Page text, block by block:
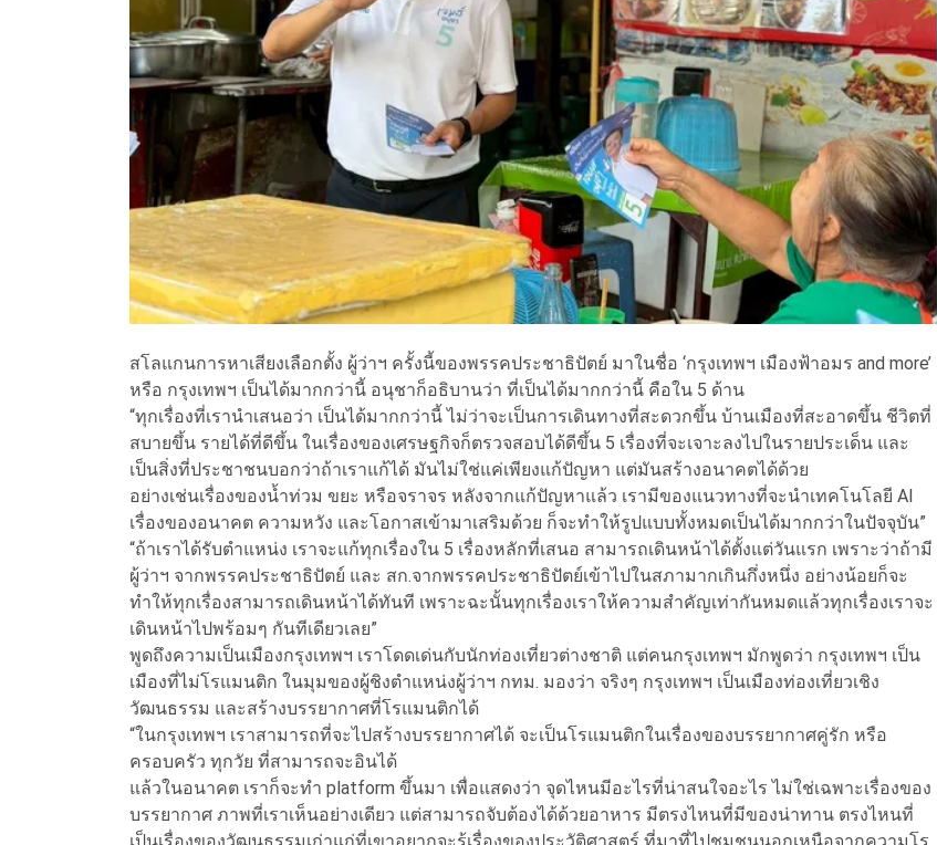
สโลแกนการหาเสียงเลือกตั้ง ผู้ว่าฯ ครั้งนี้ของพรรคประชาธิปัตย์ มาในชื่อ ‘กรุงเทพฯ เมืองฟ้าอมร and more’
หรือ กรุงเทพฯ เป็นได้มากกว่านี้ อนุชาก็อธิบานว่า ที่เป็นได้มากกว่านี้ คือใน 5 ด้าน
“ทุกเรื่องที่เรานำเสนอว่า เป็นได้มากกว่านี้ ไม่ว่าจะเป็นการเดินทางที่สะดวกขึ้น บ้านเมืองที่สะอาดขึ้น ชีวิตที่
สบายขึ้น รายได้ที่ดีขึ้น ในเรื่องของเศรษฐกิจก็ตรวจสอบได้ดีขึ้น 5 เรื่องที่จะเจาะลงไปในรายประเด็น และ
เป็นสิ่งที่ประชาชนบอกว่าถ้าเราแก้ได้ มันไม่ใช่แค่เพียงแก้ปัญหา แต่มันสร้างอนาคตได้ด้วย
อย่างเช่นเรื่องของน้ำท่วม ขยะ หรือจราจร หลังจากแก้ปัญหาแล้ว เรามีของแนวทางที่จะนำเทคโนโลยี AI
เรื่องของอนาคต ความหวัง และโอกาสเข้ามาเสริมด้วย ก็จะทำให้รูปแบบทั้งหมดเป็นได้มากกว่าในปัจจุบัน”
“ถ้าเราได้รับตำแหน่ง เราจะแก้ทุกเรื่องใน 5 เรื่องหลักที่เสนอ สามารถเดินหน้าได้ตั้งแต่วันแรก เพราะว่าถ้ามี
ผู้ว่าฯ จากพรรคประชาธิปัตย์ และ สก.จากพรรคประชาธิปัตย์เข้าไปในสภามากเกินกึ่งหนึ่ง อย่างน้อยก็จะ
ทำให้ทุกเรื่องสามารถเดินหน้าได้ทันที เพราะฉะนั้นทุกเรื่องเราให้ความสำคัญเท่ากันหมดแล้วทุกเรื่องเราจะ
เดินหน้าไปพร้อมๆ กันทีเดียวเลย”
พูดถึงความเป็นเมืองกรุงเทพฯ เราโดดเด่นกับนักท่องเที่ยวต่างชาติ แต่คนกรุงเทพฯ มักพูดว่า กรุงเทพฯ เป็น
เมืองที่ไม่โรแมนติก ในมุมของผู้ชิงตำแหน่งผู้ว่าฯ กทม. มองว่า จริงๆ กรุงเทพฯ เป็นเมืองท่องเที่ยวเชิง
วัฒนธรรม และสร้างบรรยากาศที่โรแมนติกได้
“ในกรุงเทพฯ เราสามารถที่จะไปสร้างบรรยากาศได้ จะเป็นโรแมนติกในเรื่องของบรรยากาศคู่รัก หรือ
ครอบครัว ทุกวัย ที่สามารถจะอินได้
แล้วในอนาคต เราก็จะทำ platform ขึ้นมา เพื่อแสดงว่า จุดไหนมีอะไรที่น่าสนใจอะไร ไม่ใช่เฉพาะเรื่องของ
บรรยากาศ ภาพที่เราเห็นอย่างเดียว แต่สามารถจับต้องได้ด้วยอาหาร มีตรงไหนที่มีของน่าทาน ตรงไหนที่
เป็นเรื่องของวัฒนธรรมเก่าแก่ที่เขาอยากจะรู้เรื่องของประวัติศาสตร์ ที่มาที่ไปชุมชนนอกเหนือจากความโร